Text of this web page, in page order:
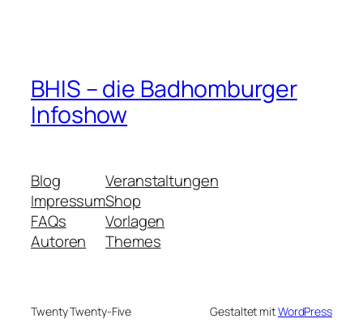
BHIS – die Badhomburger
Infoshow
Blog
Impressum
FAQs
Autoren
Veranstaltungen
Shop
Vorlagen
Themes
Twenty Twenty-Five Gestaltet mitWordPress